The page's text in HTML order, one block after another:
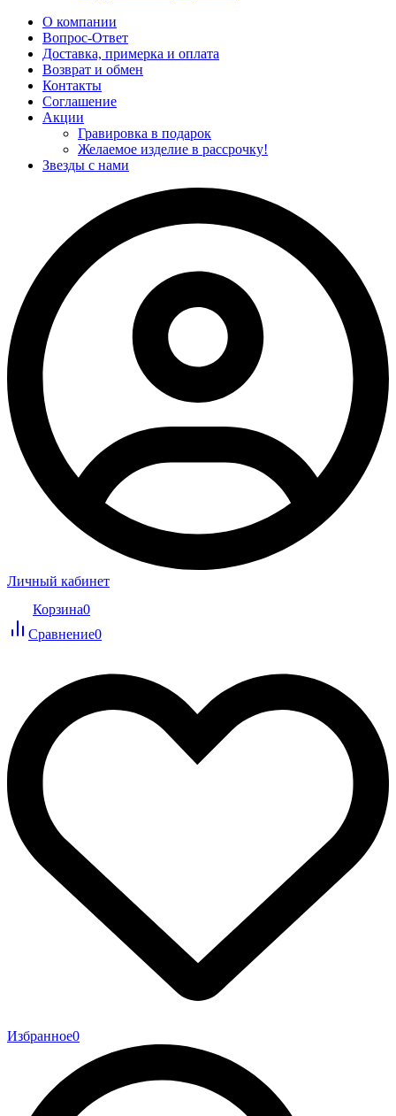
О компании
Вопрос-Ответ
Доставка, примерка и оплата
Возврат и обмен
Контакты
Соглашение
Акции
Гравировка в подарок
Желаемое изделие в рассрочку!
Звезды с нами
Личный кабинет
Корзина0
Сравнение0
Избранное0